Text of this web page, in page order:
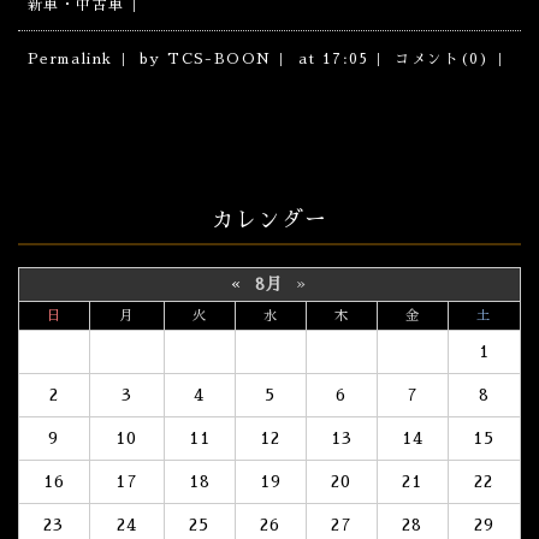
新車・中古車
Permalink by TCS-BOON at 17:05 コメント(0)
カレンダー
« 8月 »
日 月 火 水 木 金 土
1
2 3 4 5 6 7 8
9 10 11 12 13 14 15
16 17 18 19 20 21 22
23 24 25 26 27 28 29